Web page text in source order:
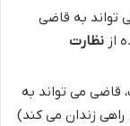
تواند به قاضی
از نظارت
قاضی می تواند به
زندان می کند)